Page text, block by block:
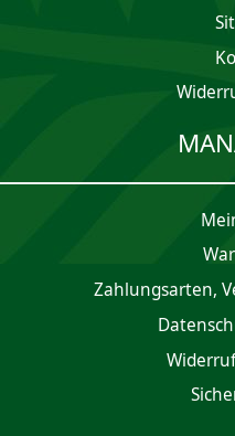
Zahlungsarten,